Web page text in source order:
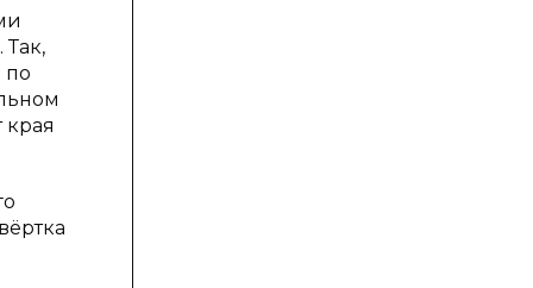
по